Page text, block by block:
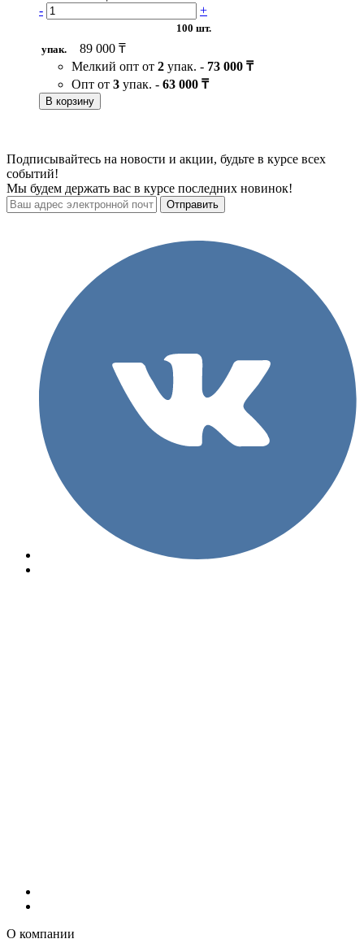
-
+
100 шт.
упак.
89 000 ₸
Мелкий опт от 2 упак. - 73 000 ₸
Опт от 3 упак. - 63 000 ₸
В корзину
Подписывайтесь на новости и акции, будьте в курсе всех
событий!
Мы будем держать вас в курсе последних новинок!
О компании